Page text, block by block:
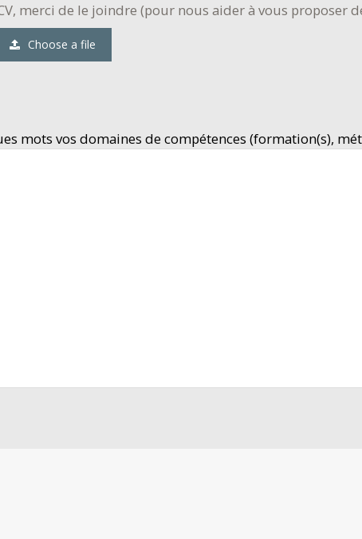
merci de le joindre (pour nous aider à vous proposer
Choose a file
mots vos domaines de compétences (formation(s),